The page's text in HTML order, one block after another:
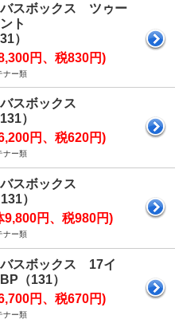
スボックス ツゥー
ント
）
円、税830円)
ナー類
スボックス
）
円、税620円)
ナー類
スボックス
）
9,800円、税980円)
ナー類
スボックス 17イ
（131）
円、税670円)
ナー類